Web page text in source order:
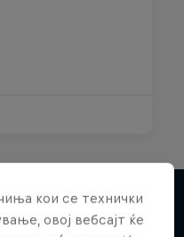
кои се технички
овој вебсајт ќе